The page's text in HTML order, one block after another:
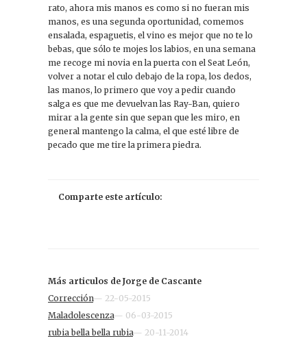
rato, ahora mis manos es como si no fueran mis
manos, es una segunda oportunidad, comemos
ensalada, espaguetis, el vino es mejor que no te lo
bebas, que sólo te mojes los labios, en una semana
me recoge mi novia en la puerta con el Seat León,
volver a notar el culo debajo de la ropa, los dedos,
las manos, lo primero que voy a pedir cuando
salga es que me devuelvan las Ray-Ban, quiero
mirar a la gente sin que sepan que les miro, en
general mantengo la calma, el que esté libre de
pecado que me tire la primera piedra.
Comparte este artículo:
Más articulos de Jorge de Cascante
Corrección— 22-05-2015
Maladolescenza— 06-03-2015
rubia bella bella rubia— 20-11-2014